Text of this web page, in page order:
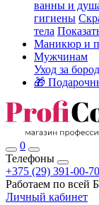
ванны и
гигиены
тела
Маникюр и
Мужчинам
Уход за
🎁
0
Телефоны
+375 (29) 391-00-70
Работаем по всей
Личный кабинет